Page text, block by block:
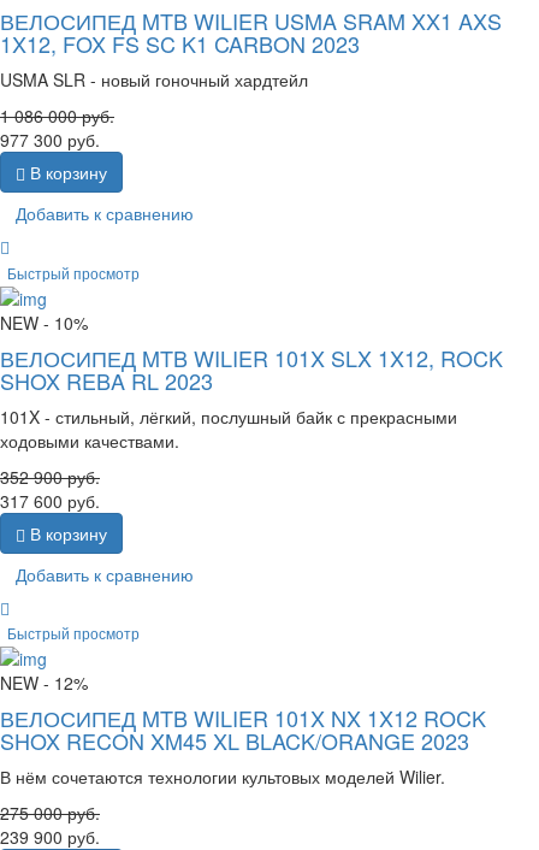
ВЕЛОСИПЕД MTB WILIER USMA SRAM XX1 AXS
1X12, FOX FS SC K1 CARBON 2023
USMA SLR - новый гоночный хардтейл
1 086 000руб.
977 300 руб.
В корзину
Добавить к сравнению
Быстрый просмотр
NEW - 10%
ВЕЛОСИПЕД MTB WILIER 101X SLX 1X12, ROCK
SHOX REBA RL 2023
101X - стильный, лёгкий, послушный байк с прекрасными
ходовыми качествами.
352 900руб.
317 600 руб.
В корзину
Добавить к сравнению
Быстрый просмотр
NEW - 12%
ВЕЛОСИПЕД MTB WILIER 101X NX 1X12 ROCK
SHOX RECON XM45 XL BLACK/ORANGE 2023
В нём сочетаются технологии культовых моделей Wilier.
275 000руб.
239 900 руб.